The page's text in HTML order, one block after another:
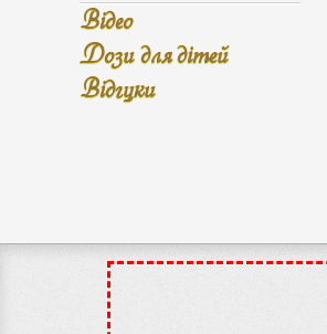
Відео
Дози для дітей
Відгуки